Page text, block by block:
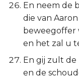
En neem de
die van
beweegoffer
en het zal u
En gij zult de
en de